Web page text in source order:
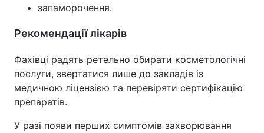
запаморочення.
Рекомендації лікарів
Фахівці радять ретельно обирати косметологічні
послуги, звертатися лише до закладів із
медичною ліцензією та перевіряти сертифікацію
препаратів.
У разі появи перших симптомів захворювання